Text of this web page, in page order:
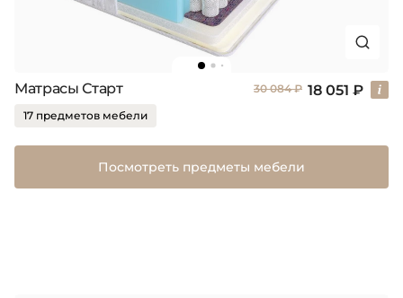
Матрасы Старт 30 084 ₽ 18 051 ₽
17 предметов мебели
Посмотреть предметы мебели